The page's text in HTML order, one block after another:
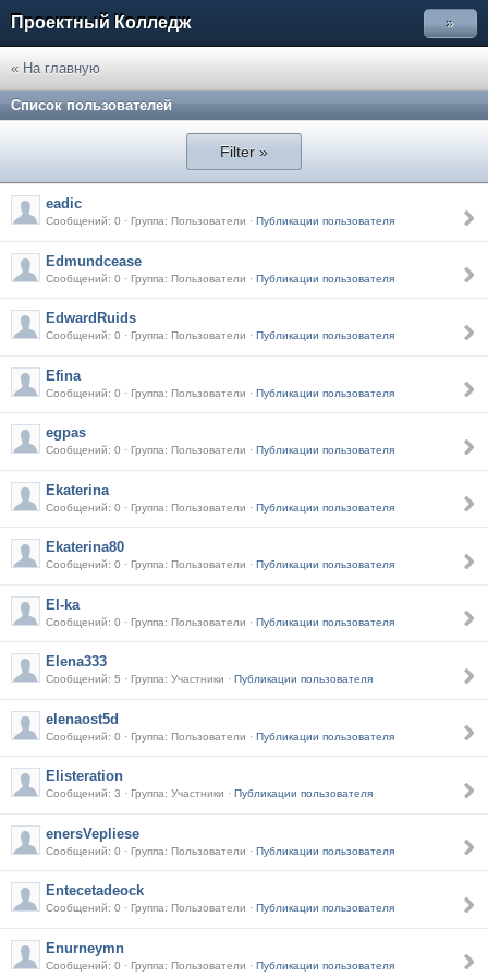
Проектный Колледж »
« На главную
Список пользователей
Filter »
eadic
Сообщений: 0 · Группа: Пользователи · Публикации пользователя
Edmundcease
Сообщений: 0 · Группа: Пользователи · Публикации пользователя
EdwardRuids
Сообщений: 0 · Группа: Пользователи · Публикации пользователя
Efina
Сообщений: 0 · Группа: Пользователи · Публикации пользователя
egpas
Сообщений: 0 · Группа: Пользователи · Публикации пользователя
Ekaterina
Сообщений: 0 · Группа: Пользователи · Публикации пользователя
Ekaterina80
Сообщений: 0 · Группа: Пользователи · Публикации пользователя
El-ka
Сообщений: 0 · Группа: Пользователи · Публикации пользователя
Elena333
Сообщений: 5 · Группа: Участники · Публикации пользователя
elenaost5d
Сообщений: 0 · Группа: Пользователи · Публикации пользователя
Elisteration
Сообщений: 3 · Группа: Участники · Публикации пользователя
enersVepliese
Сообщений: 0 · Группа: Пользователи · Публикации пользователя
Entecetadeock
Сообщений: 0 · Группа: Пользователи · Публикации пользователя
Enurneymn
Сообщений: 0 · Группа: Пользователи · Публикации пользователя